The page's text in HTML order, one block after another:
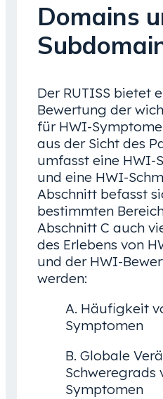
Domains
Der RUTISS bietet
Bewertung der
für HWI-
aus der Sicht des
umfasst eine HWI-
und eine HWI-
Abschnitt befasst
bestimmten
Abschnitt C auch
des Erlebens von
und der HWI-
werden:
A. Häufigkeit
Symptomen
B. Globale
Schweregrads
Symptomen